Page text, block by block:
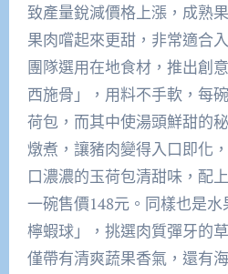
致產量銳減價格上漲，成熟
果肉嚐起來更甜，非常適合
團隊選用在地食材，推出創
西施骨」，用料不手軟，每
荷包，而其中使湯頭鮮甜的
燉煮，讓豬肉變得入口即化
口濃濃的玉荷包清甜味，配
一碗售價148元。同樣也是
檸蝦球」，挑選肉質彈牙的
僅帶有清爽蔬果香氣，還有